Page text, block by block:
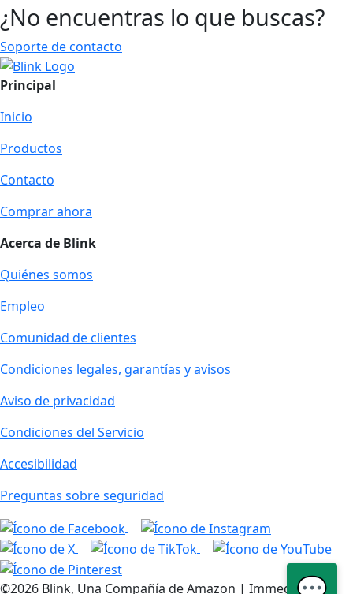
¿No encuentras lo que buscas?
Soporte de contacto
Principal
Inicio
Productos
Contacto
Comprar ahora
Acerca de Blink
Quiénes somos
Empleo
Comunidad de clientes
Condiciones legales, garantías y avisos
Aviso de privacidad
Condiciones del Servicio
Accesibilidad
Preguntas sobre seguridad
©2026 Blink, Una Compañía de Amazon | Immedia